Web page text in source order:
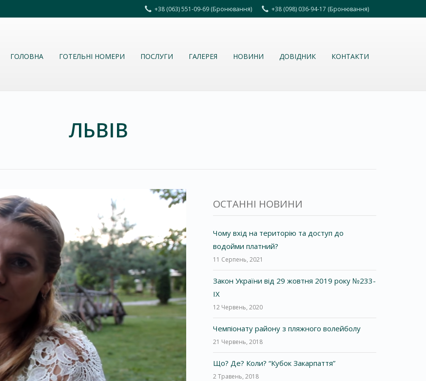
+38 (063) 551-09-69 (Бронювання) +38 (098) 036-94-17 (Бронювання)
ГОЛОВНА ГОТЕЛЬНІ НОМЕРИ ПОСЛУГИ ГАЛЕРЕЯ НОВИНИ ДОВІДНИК КОНТАКТИ
ЛЬВІВ
ОСТАННІ НОВИНИ
Чому вхід на територію та доступ до
водойми платний?
11 Серпень, 2021
Закон України від 29 жовтня 2019 року №233-
IX
12 Червень, 2020
Чемпіонату району з пляжного волейболу
21 Червень, 2018
Що? Де? Коли? “Кубок Закарпаття”
2 Травень, 2018